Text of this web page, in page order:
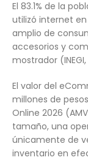
El 83.1% de la
utilizó internet
amplio de
accesorios y
mostrador
El valor del
millones de
Online 2026
tamaño, una
únicamente de
inventario en